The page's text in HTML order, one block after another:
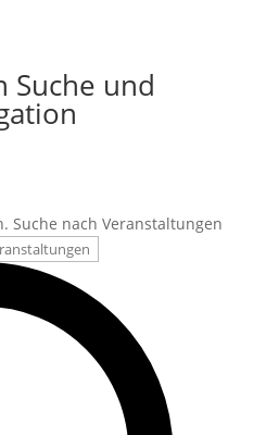
Suche und
Suche nach Veranstaltungen